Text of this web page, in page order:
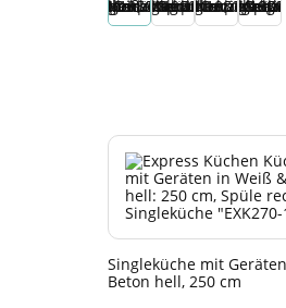
Singleküche mit
Beton hell, 250 cm